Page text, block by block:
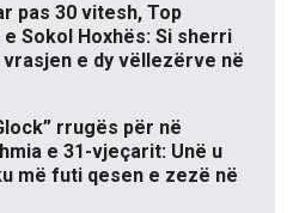
pas 30 vitesh, Top
Sokol Hoxhës: Si sherri
e dy vëllezërve në
rrugës për në
e 31-vjeçarit: Unë u
më futi qesen e zezë në